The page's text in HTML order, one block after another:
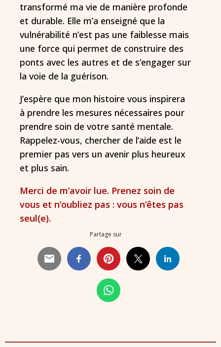
transformé ma vie de manière profonde
et durable. Elle m’a enseigné que la
vulnérabilité n’est pas une faiblesse mais
une force qui permet de construire des
ponts avec les autres et de s’engager sur
la voie de la guérison.
J’espère que mon histoire vous inspirera
à prendre les mesures nécessaires pour
prendre soin de votre santé mentale.
Rappelez-vous, chercher de l’aide est le
premier pas vers un avenir plus heureux
et plus sain.
Merci de m’avoir lue. Prenez soin de
vous et n’oubliez pas : vous n’êtes pas
seul(e).
Partage sur